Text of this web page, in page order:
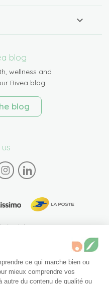
blog
wellness and
Bivea blog.
blog
sécurisé
ce qui marche bien ou
mieux comprendre vos
autre du contenu de qualité ou